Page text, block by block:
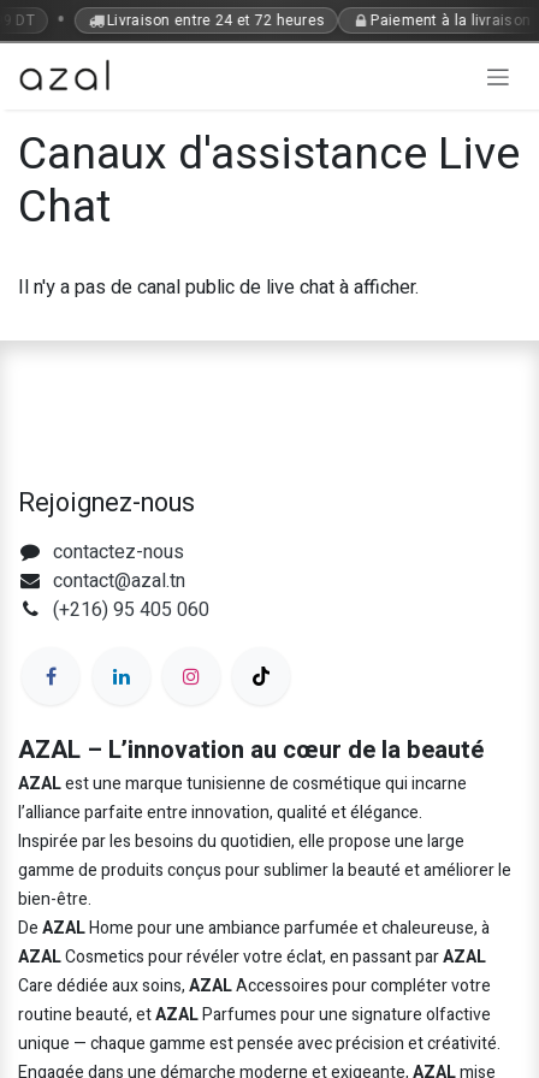
Se rendre au contenu
DT • Livraison entre 24 et 72 heures Paiement à la livraison
Canaux d'assistance Live
Chat
Il n'y a pas de canal public de live chat à afficher.
Rejoignez-nous
contactez-nous
contact@azal.tn
(+216) 95 405 060
AZAL – L’innovation au cœur de la beauté
AZALest une marque tunisienne de cosmétique qui incarne
l’alliance parfaite entre innovation, qualité et élégance.
Inspirée par les besoins du quotidien, elle propose une large
gamme de produits conçus pour sublimer la beauté et améliorer le
bien-être.
DeAZALHome pour une ambiance parfumée et chaleureuse, à
AZALCosmetics pour révéler votre éclat, en passant parAZAL
Care dédiée aux soins,AZALAccessoires pour compléter votre
routine beauté, etAZALParfumes pour une signature olfactive
unique — chaque gamme est pensée avec précision et créativité.
Engagée dans une démarche moderne et exigeante,AZALmise